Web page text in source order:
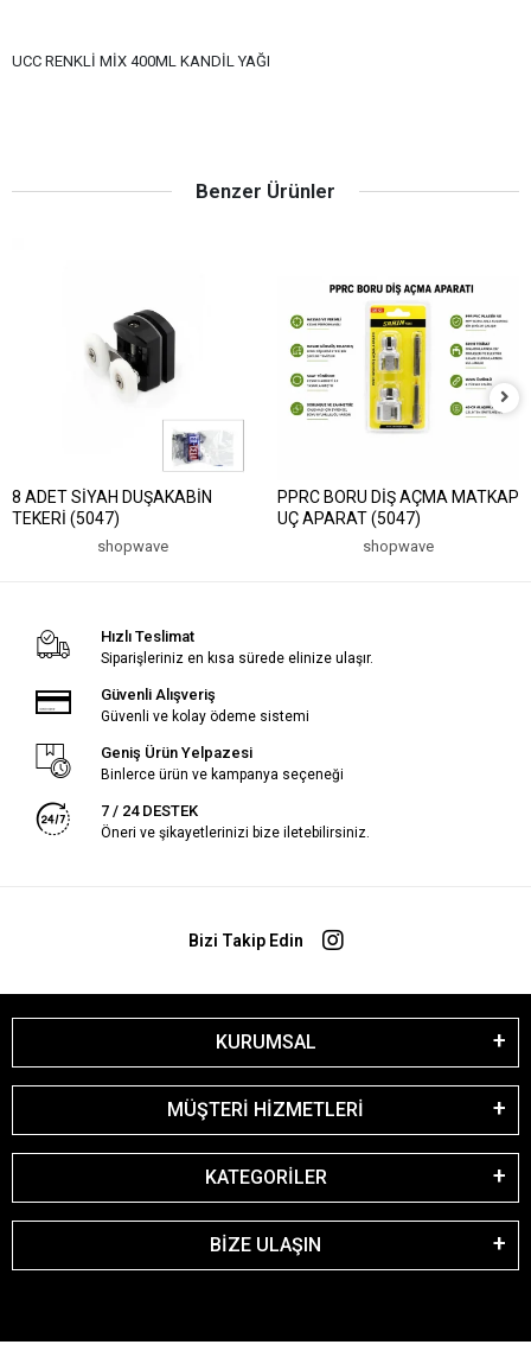
UCC RENKLİ MİX 400ML KANDİL YAĞI
Benzer Ürünler
8 ADET SİYAH DUŞAKABİN
TEKERİ (5047)
shopwave
PPRC BORU DİŞ AÇMA MATKAP
UÇ APARAT (5047)
shopwave
Hızlı Teslimat
Siparişleriniz en kısa sürede elinize ulaşır.
Güvenli Alışveriş
Güvenli ve kolay ödeme sistemi
Geniş Ürün Yelpazesi
Binlerce ürün ve kampanya seçeneği
7 / 24 DESTEK
Öneri ve şikayetlerinizi bize iletebilirsiniz.
Bizi Takip Edin
KURUMSAL
MÜŞTERİ HİZMETLERİ
KATEGORİLER
BİZE ULAŞIN